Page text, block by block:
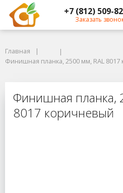
+7 (812) 509-
Заказать
Финишная планка, 2500 мм, RAL 8017
Финишная
Главная
Финишная планка, 2500 мм, RAL
Финишная планка,
8017 коричневый